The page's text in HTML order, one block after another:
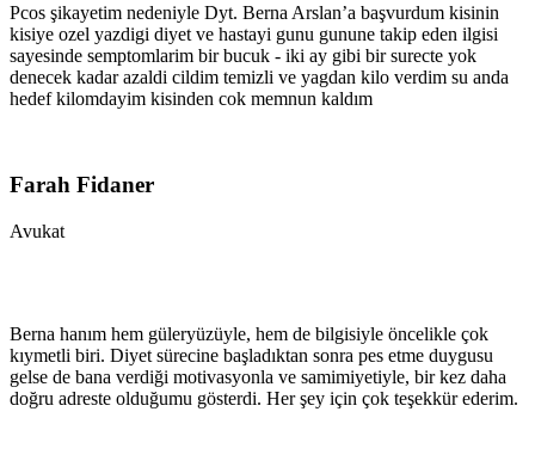
Pcos şikayetim nedeniyle Dyt. Berna Arslan’a başvurdum kisinin
kisiye ozel yazdigi diyet ve hastayi gunu gunune takip eden ilgisi
sayesinde semptomlarim bir bucuk - iki ay gibi bir surecte yok
denecek kadar azaldi cildim temizli ve yagdan kilo verdim su anda
hedef kilomdayim kisinden cok memnun kaldım
Farah Fidaner
Avukat
Berna hanım hem güleryüzüyle, hem de bilgisiyle öncelikle çok
kıymetli biri. Diyet sürecine başladıktan sonra pes etme duygusu
gelse de bana verdiği motivasyonla ve samimiyetiyle, bir kez daha
doğru adreste olduğumu gösterdi. Her şey için çok teşekkür ederim.